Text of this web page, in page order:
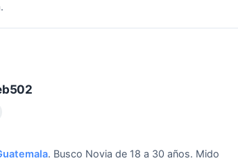
. Busco Novia de 18 a 30 años. Mido